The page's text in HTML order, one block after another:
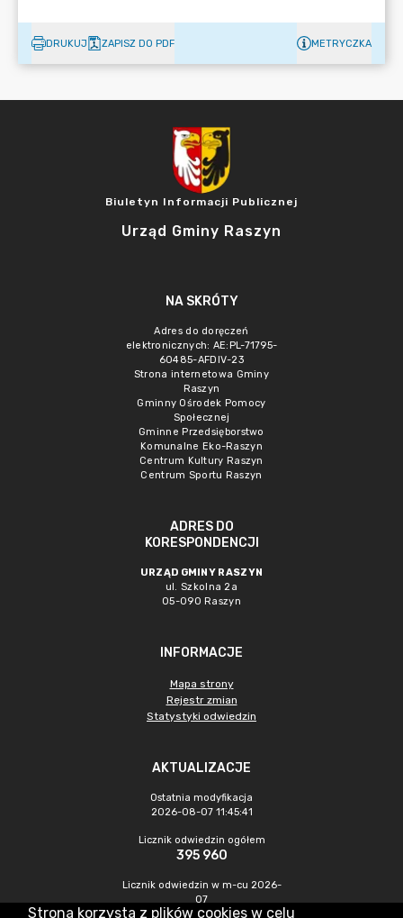
DRUKUJ ZAPISZ DO PDF METRYCZKA
Biuletyn Informacji Publicznej
Urząd Gminy Raszyn
NA SKRÓTY
Adres do doręczeń
elektronicznych: AE:PL-71795-
60485-AFDIV-23
Strona internetowa Gminy
Raszyn
Gminny Ośrodek Pomocy
Społecznej
Gminne Przedsięborstwo
Komunalne Eko-Raszyn
Centrum Kultury Raszyn
Centrum Sportu Raszyn
ADRES DO
KORESPONDENCJI
URZĄD GMINY RASZYN
ul. Szkolna 2a
05-090 Raszyn
INFORMACJE
Mapa strony
Rejestr zmian
Statystyki odwiedzin
AKTUALIZACJE
Ostatnia modyfikacja
2026-08-07 11:45:41
Licznik odwiedzin ogółem
395 960
Licznik odwiedzin w m-cu 2026-
07
1 271
Strona korzysta z plików cookies w celu